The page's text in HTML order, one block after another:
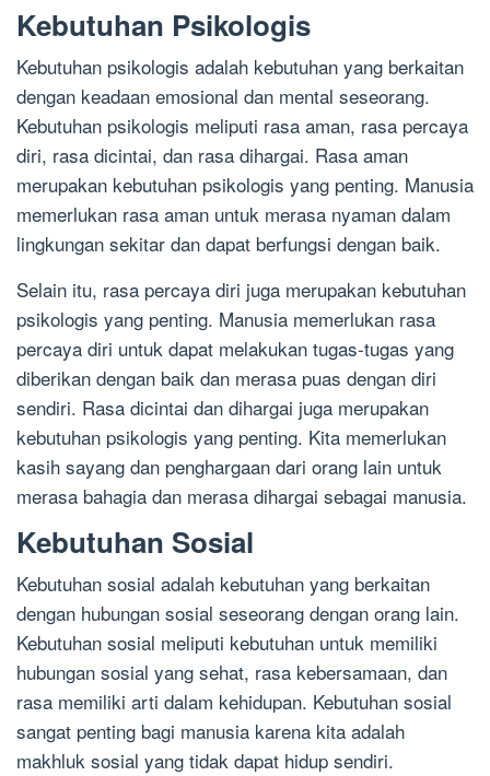
Kebutuhan Psikologis
Kebutuhan psikologis adalah kebutuhan yang berkaitan
dengan keadaan emosional dan mental seseorang.
Kebutuhan psikologis meliputi rasa aman, rasa percaya
diri, rasa dicintai, dan rasa dihargai. Rasa aman
merupakan kebutuhan psikologis yang penting. Manusia
memerlukan rasa aman untuk merasa nyaman dalam
lingkungan sekitar dan dapat berfungsi dengan baik.
Selain itu, rasa percaya diri juga merupakan kebutuhan
psikologis yang penting. Manusia memerlukan rasa
percaya diri untuk dapat melakukan tugas-tugas yang
diberikan dengan baik dan merasa puas dengan diri
sendiri. Rasa dicintai dan dihargai juga merupakan
kebutuhan psikologis yang penting. Kita memerlukan
kasih sayang dan penghargaan dari orang lain untuk
merasa bahagia dan merasa dihargai sebagai manusia.
Kebutuhan Sosial
Kebutuhan sosial adalah kebutuhan yang berkaitan
dengan hubungan sosial seseorang dengan orang lain.
Kebutuhan sosial meliputi kebutuhan untuk memiliki
hubungan sosial yang sehat, rasa kebersamaan, dan
rasa memiliki arti dalam kehidupan. Kebutuhan sosial
sangat penting bagi manusia karena kita adalah
makhluk sosial yang tidak dapat hidup sendiri.